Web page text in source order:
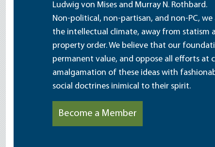
Ludwig von Mises and Murray N. Rothbard.
Non-political, non-partisan, and non-PC,
the intellectual climate, away from statism
property order. We believe that our
permanent value, and oppose all efforts at
amalgamation of these ideas with
social doctrines inimical to their spirit.
Become a Member